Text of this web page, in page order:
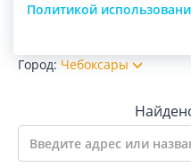
Город: Чебоксары
Политикой